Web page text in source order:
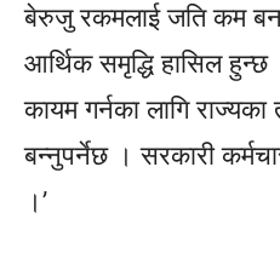
बेरुजु रकमलाई जति कम
आर्थिक समृद्धिहासिलहुन्छ
कायम गर्नका लागि राज्यका
बन्नुपर्नेछ । सरकारी
।’